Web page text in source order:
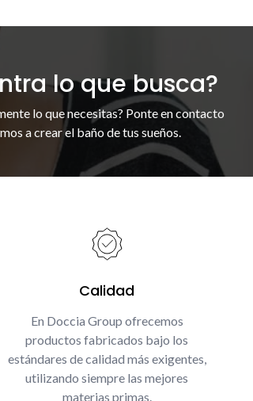
lo que busca?
lo que necesitas? Ponte en contacto
a crear el baño de tus sueños.
Calidad
En Doccia Group ofrecemos
productos fabricados bajo los
estándares de calidad más exigentes,
utilizando siempre las mejores
materias primas.